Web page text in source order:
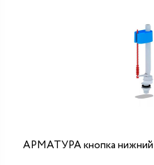
АРМАТУРА кнопка